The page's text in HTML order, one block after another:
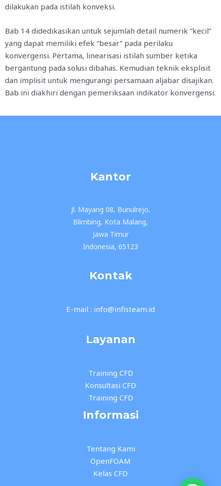
dilakukan pada istilah konveksi.
Bab 14 didedikasikan untuk sejumlah detail numerik “kecil”
yang dapat memiliki efek “besar” pada perilaku
konvergensi. Pertama, linearisasi istilah sumber ketika
bergantung pada solusi dibahas. Kemudian teknik eksplisit
dan implisit untuk mengurangi persamaan aljabar disajikan.
Bab ini diakhiri dengan pemeriksaan indikator konvergensi.
Kantor
Jl. Mayang 08, Bunulrejo,
Blimbing, Kota Malang,
Jawa Timur
Indonesia, 65123
Kontak
E-mail : info@infisteam.id
Layanan
Training CFD
Konsultasi CFD
Training CFD
Informasi
Tentang Kami
OpenFOAM
Kelas CFD